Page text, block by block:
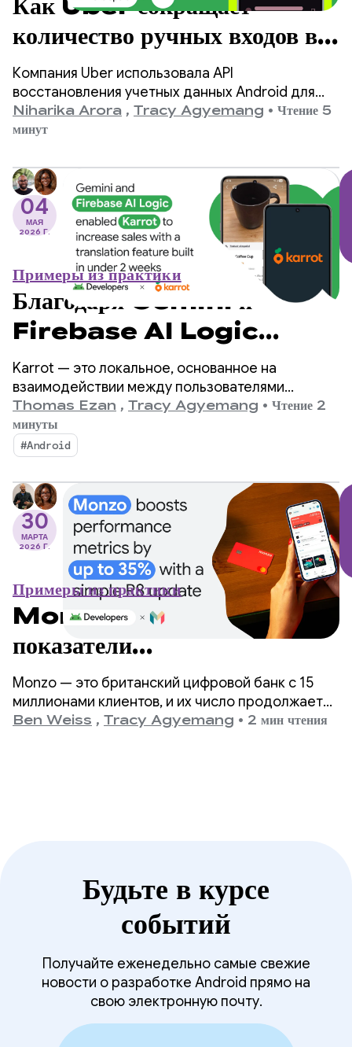
Как Uber сокращает
количество ручных входов в
систему на 4 миллиона в год
благодаря API
восстановления учетных
Компания Uber использовала API
восстановления учетных данных Android для
упрощения входа в систему на новых
устройствах, прогнозируя сокращение
миллиона в год и повышение уровня удержания
пользователей.
Niharika Arora , Tracy Agyemang • Чтение 5
минут
04
МАЯ
2026 Г.
Примеры из практики
Благодаря Gemini и
Firebase AI Logic
компания Karrot смогла
увеличить продажи, внедрив
функцию перевода менее чем
за 2 недели.
Karrot — это локальное, основанное на
взаимодействии между пользователями
приложение-маркетплейс, позволяющее
покупать, продавать и обмениваться товарами с
другими проверенными пользователями. С
момента запуска в Южной Корее в 2015 году
платформа расширилась на мировые рынки,
собрав более 43 миллионов
зарегистрированных пользователей.
Thomas Ezan , Tracy Agyemang • Чтение 2
минуты
#Android
30
МАРТА
2026 Г.
Примеры из практики
Monzo повышает
показатели
производительности до 35%
благодаря простому
обновлению до R8.
Monzo — это британский цифровой банк с 15
миллионами клиентов, и их число продолжает
расти. По мере масштабирования приложения
Ben Weiss , Tracy Agyemang • 2 мин чтения
Будьте в курсе
событий
Получайте еженедельно самые свежие
новости о разработке Android прямо на
свою электронную почту.